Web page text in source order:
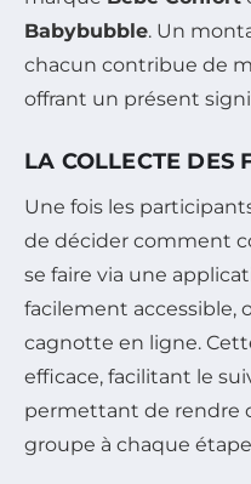
Babybubble. Un
chacun contribue de
offrant un présent
LA COLLECTE DES
Une fois les
de décider comment
se faire via une
facilement accessible,
cagnotte en ligne.
efficace, facilitant le
permettant de rendre
groupe à chaque